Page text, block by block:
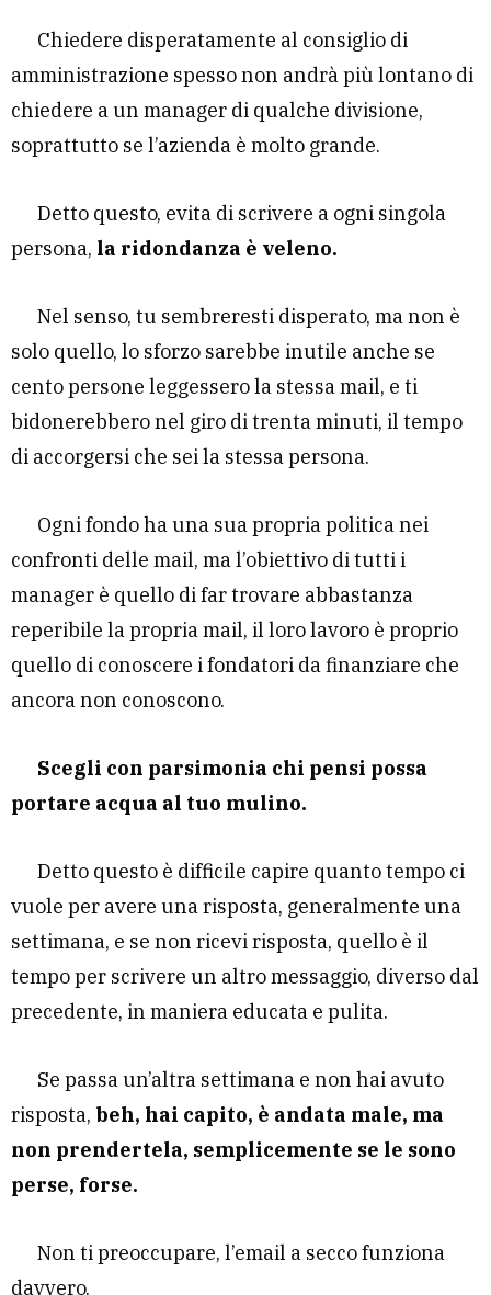
Chiedere disperatamente al consiglio di
amministrazione spesso non andrà più lontano di
chiedere a un manager di qualche divisione,
soprattutto se l’azienda è molto grande.
Detto questo, evita di scrivere a ogni singola
persona, la ridondanza è veleno.
Nel senso, tu sembreresti disperato, ma non è
solo quello, lo sforzo sarebbe inutile anche se
cento persone leggessero la stessa mail, e ti
bidonerebbero nel giro di trenta minuti, il tempo
di accorgersi che sei la stessa persona.
Ogni fondo ha una sua propria politica nei
confronti delle mail, ma l’obiettivo di tutti i
manager è quello di far trovare abbastanza
reperibile la propria mail, il loro lavoro è proprio
quello di conoscere i fondatori da finanziare che
ancora non conoscono.
Scegli con parsimonia chi pensi possa
portare acqua al tuo mulino.
Detto questo è difficile capire quanto tempo ci
vuole per avere una risposta, generalmente una
settimana, e se non ricevi risposta, quello è il
tempo per scrivere un altro messaggio, diverso dal
precedente, in maniera educata e pulita.
Se passa un’altra settimana e non hai avuto
risposta, beh, hai capito, è andata male, ma
non prendertela, semplicemente se le sono
perse, forse.
Non ti preoccupare, l’email a secco funziona
davvero.